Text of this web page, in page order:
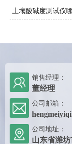
土壤酸碱度测试仪
销售经理：
董经理
公司邮箱：
公司地址：
山东省潍